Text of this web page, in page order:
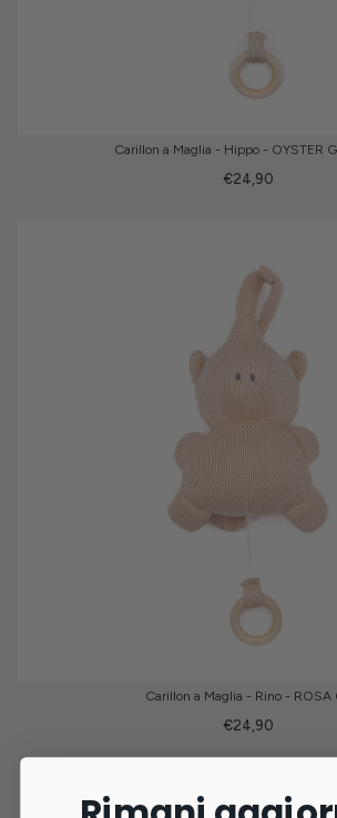
Carillon a Maglia - Hippo - OYSTER
€24,90
Carillon a Maglia - Rino - ROSA
€24,90